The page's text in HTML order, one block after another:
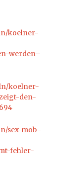
koelner-
werden–
koelner-
den-
sex-mob-
fehler-